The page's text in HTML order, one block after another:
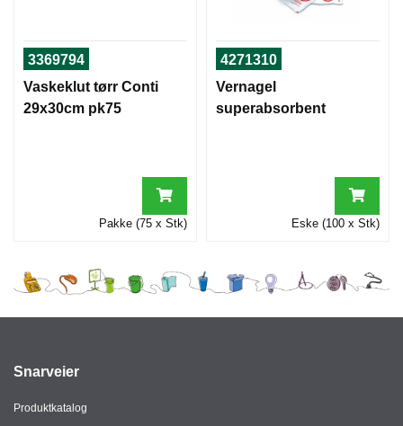
3369794
Vaskeklut tørr Conti
29x30cm pk75
Pakke (75 x Stk)
4271310
Vernagel
superabsorbent
Eske (100 x Stk)
Snarveier
Produktkatalog